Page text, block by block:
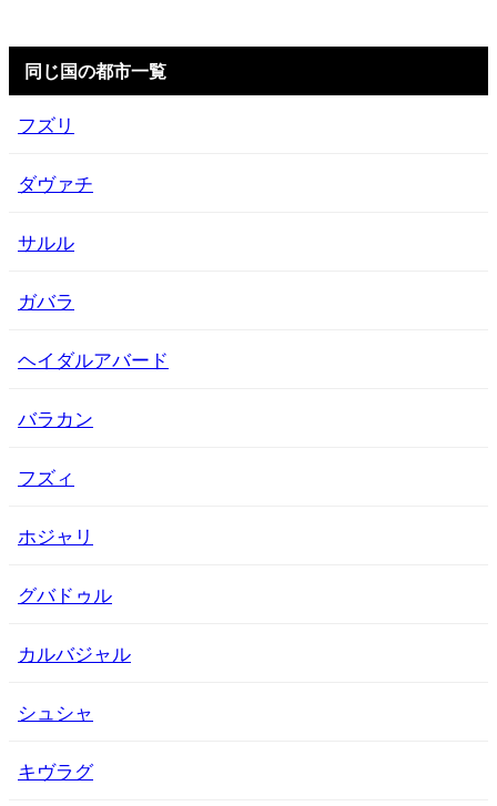
同じ国の都市一覧
フズリ
ダヴァチ
サルル
ガバラ
ヘイダルアバード
バラカン
フズィ
ホジャリ
グバドゥル
カルバジャル
シュシャ
キヴラグ